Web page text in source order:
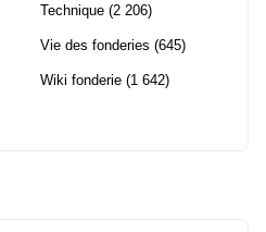
Technique (2 206)
Vie des fonderies (645)
Wiki fonderie (1 642)